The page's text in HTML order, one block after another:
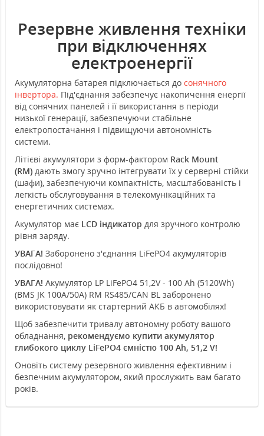
Резервне живлення техніки
при відключеннях
електроенергії
Акумуляторна батарея підключається до сонячного
інвертора. Під'єднання забезпечує накопичення енергії
від сонячних панелей і її використання в періоди
низької генерації, забезпечуючи стабільне
електропостачання і підвищуючи автономність
системи.
Літієві акумулятори з форм-фактором Rack Mount
(RM) дають змогу зручно інтегрувати їх у серверні стійки
(шафи), забезпечуючи компактність, масштабованість і
легкість обслуговування в телекомунікаційних та
енергетичних системах.
Акумулятор має LCD індикатор для зручного контролю
рівня заряду.
УВАГА! Заборонено з'єднання LiFePO4 акумуляторів
послідовно!
УВАГА! Акумулятор LP LiFePO4 51,2V - 100 Ah (5120Wh)
(BMS JK 100A/50А) RM RS485/CAN BL заборонено
використовувати як стартерний АКБ в автомобілях!
Щоб забезпечити тривалу автономну роботу вашого
обладнання, рекомендуємо купити акумулятор
глибокого циклу LiFePO4 ємністю 100 Ah, 51,2 V!
Оновіть систему резервного живлення ефективним і
безпечним акумулятором, який прослужить вам багато
років.